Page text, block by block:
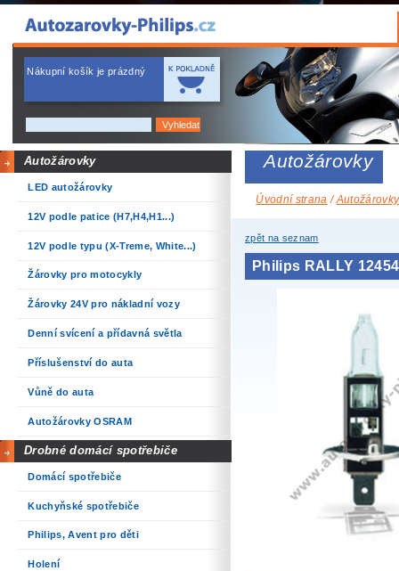
Nákupní košík je prázdný
Autožárovky
LED autožárovky
12V podle patice (H7,H4,H1...)
12V podle typu (X-Treme, White...)
Žárovky pro motocykly
Žárovky 24V pro nákladní vozy
Denní svícení a přídavná světla
Příslušenství do auta
Vůně do auta
Autožárovky OSRAM
Drobné domácí spotřebiče
Domácí spotřebiče
Kuchyňské spotřebiče
Philips, Avent pro děti
Holení
Autožárovky
Úvodní strana /Autožárovky
zpět na seznam
Philips RALLY